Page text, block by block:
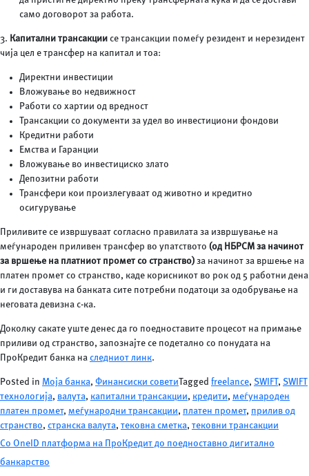
само договорот за работа.
3. Капитални трансакции се трансакции помеѓу резидент и нерезидент
чија цел е трансфер на капитал и тоа:
Директни инвестиции
Вложување во недвижност
Работи со хартии од вредност
Трансакции со документи за удел во инвестициони фондови
Кредитни работи
Емства и Гаранции
Вложување во инвестициско злато
Депозитни работи
Трансфери кои произлегуваат од животно и кредитно
осигурување
Приливите се извршуваат согласно правилата за извршување на
меѓународен приливен трансфер во упатството (од НБРСМ за начинот
за вршење на платниот промет со странство) за начинот за вршење на
платен промет со странство, каде корисникот во рок од 5 работни дена
и ги доставува на банката сите потребни податоци за одобрување на
неговата девизна с-ка.
Доколку сакате уште денес да го поедноставите процесот на примање
приливи од странство, запознајте се подетално со понудата на
ПроКредит банка на следниот линк.
Posted in Моја банка, Финансиски советиTagged freelance, SWIFT, SWIFT
технологија, валута, капитални трансакции, кредити, меѓународен
платен промет, меѓународни трансакции, платен промет, прилив од
странство, странска валута, тековна сметка, тековни трансакции
Со OneID платформа на ПроКредит до поедноставно дигитално
банкарство